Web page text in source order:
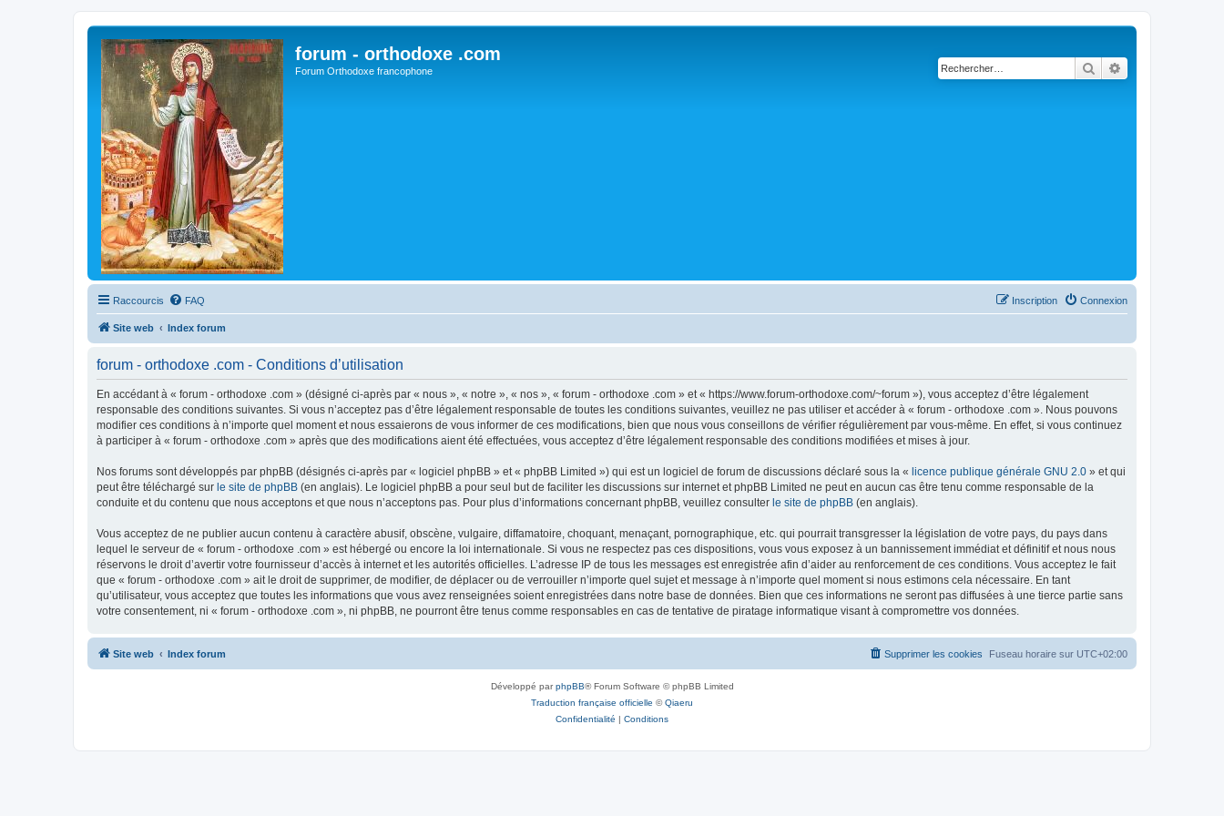
forum - orthodoxe .com
Forum Orthodoxe francophone Rechercher
Raccourcis FAQ Connexion
Inscription
Site web Index forum
forum - orthodoxe .com - Conditions d’utilisation
En accédant à « forum - orthodoxe .com » (désigné ci-après par « nous », « notre », « nos », « forum - orthodoxe .com » et « https://www.forum-orthodoxe.com/~forum »), vous acceptez d’être légalement
responsable des conditions suivantes. Si vous n’acceptez pas d’être légalement responsable de toutes les conditions suivantes, veuillez ne pas utiliser et accéder à « forum - orthodoxe .com ». Nous pouvons
modifier ces conditions à n’importe quel moment et nous essaierons de vous informer de ces modifications, bien que nous vous conseillons de vérifier régulièrement par vous-même. En effet, si vous continuez
à participer à « forum - orthodoxe .com » après que des modifications aient été effectuées, vous acceptez d’être légalement responsable des conditions modifiées et mises à jour.
Nos forums sont développés par phpBB (désignés ci-après par « logiciel phpBB » et « phpBB Limited ») qui est un logiciel de forum de discussions déclaré sous la « licence publique générale GNU 2.0 » et qui
peut être téléchargé sur le site de phpBB (en anglais). Le logiciel phpBB a pour seul but de faciliter les discussions sur internet et phpBB Limited ne peut en aucun cas être tenu comme responsable de la
conduite et du contenu que nous acceptons et que nous n’acceptons pas. Pour plus d’informations concernant phpBB, veuillez consulter le site de phpBB (en anglais).
Vous acceptez de ne publier aucun contenu à caractère abusif, obscène, vulgaire, diffamatoire, choquant, menaçant, pornographique, etc. qui pourrait transgresser la législation de votre pays, du pays dans
lequel le serveur de « forum - orthodoxe .com » est hébergé ou encore la loi internationale. Si vous ne respectez pas ces dispositions, vous vous exposez à un bannissement immédiat et définitif et nous nous
réservons le droit d’avertir votre fournisseur d’accès à internet et les autorités officielles. L’adresse IP de tous les messages est enregistrée afin d’aider au renforcement de ces conditions. Vous acceptez le fait
que « forum - orthodoxe .com » ait le droit de supprimer, de modifier, de déplacer ou de verrouiller n’importe quel sujet et message à n’importe quel moment si nous estimons cela nécessaire. En tant
qu’utilisateur, vous acceptez que toutes les informations que vous avez renseignées soient enregistrées dans notre base de données. Bien que ces informations ne seront pas diffusées à une tierce partie sans
votre consentement, ni « forum - orthodoxe .com », ni phpBB, ne pourront être tenus comme responsables en cas de tentative de piratage informatique visant à compromettre vos données.
Site web Index forum Fuseau horaire sur UTC+02:00
Supprimer les cookies
Développé parphpBB® Forum Software © phpBB Limited
Traduction française officielle ©Qiaeru
Confidentialité | Conditions